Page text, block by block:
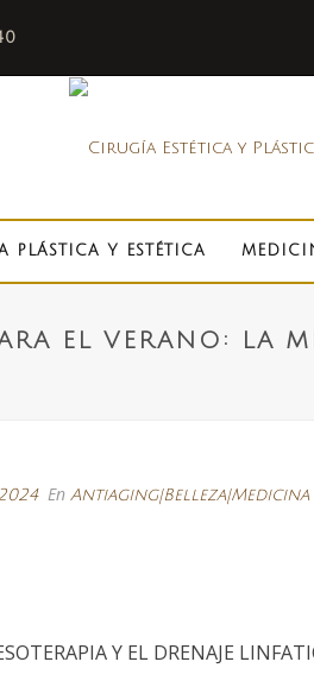
PLÁSTICA Y ESTÉTICA
EL VERANO: LA
En Antiaging|Belleza|Medicina
Y EL DRENAJE